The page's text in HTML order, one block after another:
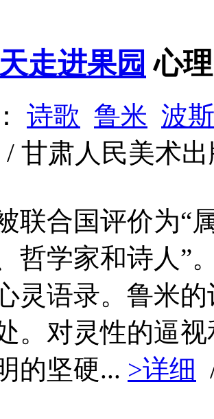
走进果园 心
诗歌 鲁米 波斯
甘肃人民美术
联合国评价为“
哲学家和诗人”
灵语录。鲁米
。对灵性的逼
的坚硬... >详细